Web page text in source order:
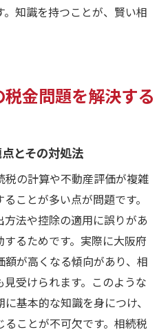
知識を持つことが、賢い相
金問題を解決する
とその対処法
の計算や不動産評価が複雑
ことが多い点が問題です。
法や控除の適用に誤りがあ
るためです。実際に大阪府
が高くなる傾向があり、相
受けられます。このような
基本的な知識を身につけ、
ことが不可欠です。相続税